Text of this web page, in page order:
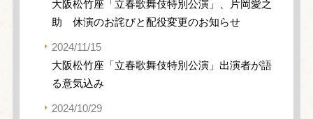
大阪松竹座「立春歌舞伎特別公演」、片岡愛之
助 休演のお詫びと配役変更のお知らせ
2024/11/15
大阪松竹座「立春歌舞伎特別公演」出演者が語
る意気込み
2024/10/29